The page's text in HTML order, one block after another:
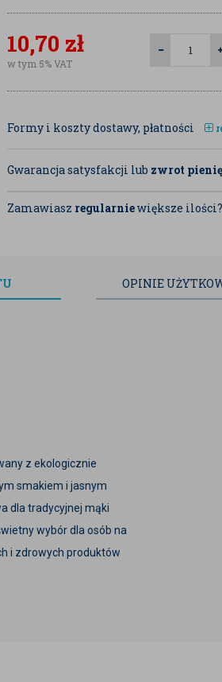
10,70 zł
w tym 5% VAT
Formy i koszty dostawy, płatności
Gwarancja satysfakcji lub zwrot
Zamawiasz regularniewiększe
OPINIE
z ekologicznie
smakiem i jasnym
dla tradycyjnej mąki
wybór dla osób na
i zdrowych produktów